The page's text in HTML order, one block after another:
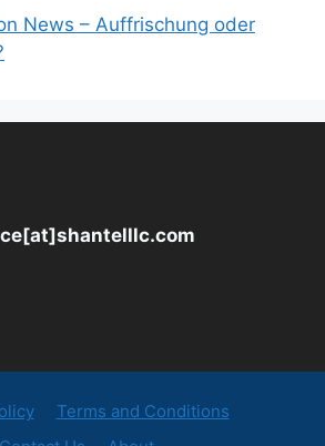
News – Auffrischung oder
Terms and Conditions